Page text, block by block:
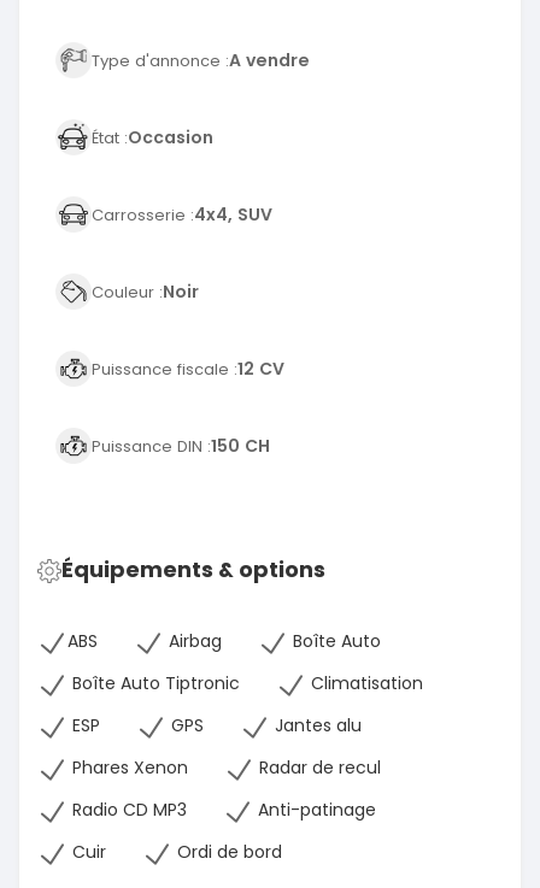
Type d'annonce :A vendre
État :Occasion
Carrosserie :4x4, SUV
Couleur :Noir
Puissance fiscale :12 CV
Puissance DIN :150 CH
Équipements & options
ABS Airbag
Boîte Auto
Boîte Auto Tiptronic
Climatisation
ESP
GPS
Jantes alu
Phares Xenon
Radar de recul
Radio CD MP3
Anti-patinage
Cuir
Ordi de bord